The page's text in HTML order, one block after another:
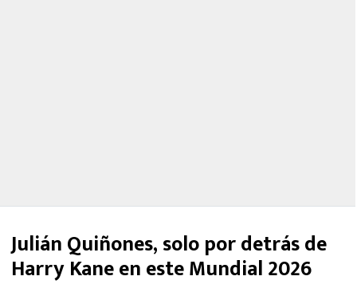
Julián Quiñones, solo por detrás de
Harry Kane en este Mundial 2026